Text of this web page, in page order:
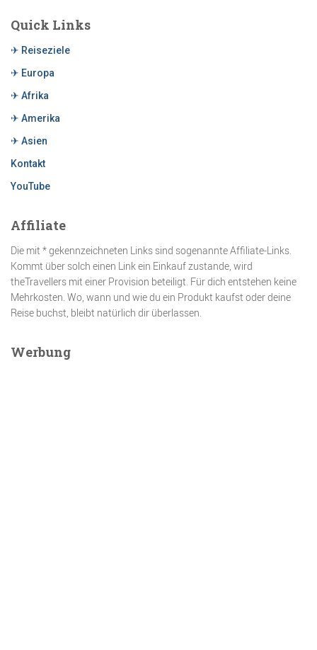
Quick Links
✈ Reiseziele
✈ Europa
✈ Afrika
✈ Amerika
✈ Asien
Kontakt
YouTube
Affiliate
Die mit * gekennzeichneten Links sind sogenannte Affiliate-Links.
Kommt über solch einen Link ein Einkauf zustande, wird
theTravellers mit einer Provision beteiligt. Für dich entstehen keine
Mehrkosten. Wo, wann und wie du ein Produkt kaufst oder deine
Reise buchst, bleibt natürlich dir überlassen.
Werbung